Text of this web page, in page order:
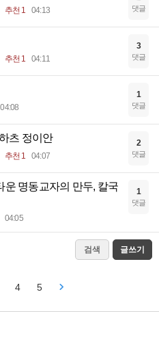
추천 1 04:13 댓글
추천 1 04:11
3
댓글
04:08
1
댓글
츠 정이안
추천 1 04:07
2
댓글
운 명동교자의 만두, 칼국
04:05
1
댓글
검색 글쓰기
4 5